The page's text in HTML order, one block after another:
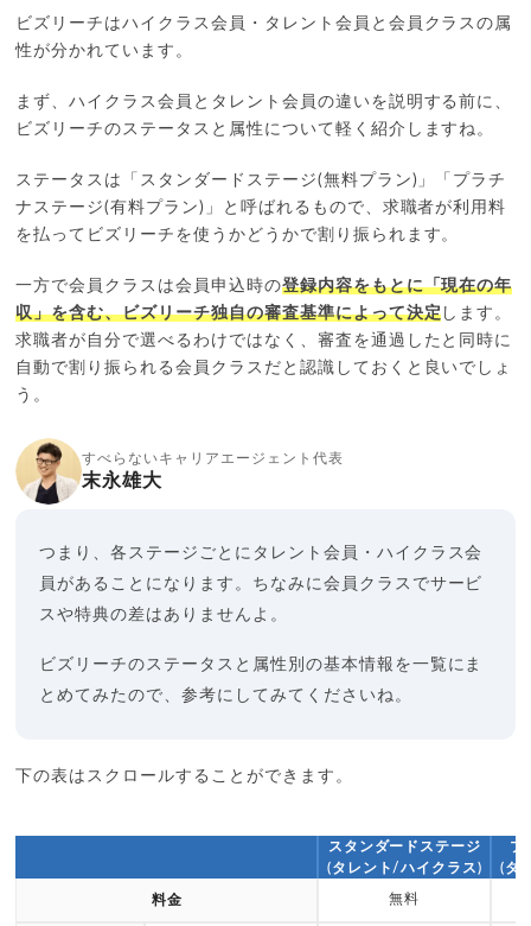
ビズリーチはハイクラス会員・タレント会員と会員クラスの属
性が分かれています。
まず、ハイクラス会員とタレント会員の違いを説明する前に、
ビズリーチのステータスと属性について軽く紹介しますね。
ステータスは「スタンダードステージ(無料プラン)」「プラチ
ナステージ(有料プラン)」と呼ばれるもので、求職者が利用料
を払ってビズリーチを使うかどうかで割り振られます。
一方で会員クラスは会員申込時の登録内容をもとに「現在の年
収」を含む、ビズリーチ独自の審査基準によって決定 します。
求職者が自分で選べるわけではなく、審査を通過したと同時に
自動で割り振られる会員クラスだと認識しておくと良いでしょ
う。
すべらないキャリアエージェント代表
末永雄大
つまり、各ステージごとにタレント会員・ハイクラス会
員があることになります。ちなみに会員クラスでサービ
スや特典の差はありませんよ。
ビズリーチのステータスと属性別の基本情報を一覧にま
とめてみたので、参考にしてみてくださいね。
下の表はスクロールすることができます。
スタンダードステージ
(タレント/ハイクラス)
プ
(タ
料金 無料